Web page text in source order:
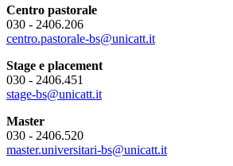
Centro pastorale
030 - 2406.206
centro.pastorale-bs@unicatt.it
Stage e placement
030 - 2406.451
stage-bs@unicatt.it
Master
030 - 2406.520
master.universitari-bs@unicatt.it